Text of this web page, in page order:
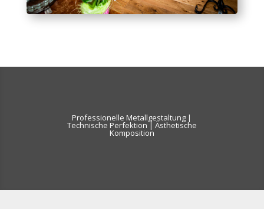
Professionelle Metallgestaltung |
Technische Perfektion | Ästhetische
Komposition